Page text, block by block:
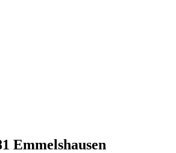
Emmelshausen